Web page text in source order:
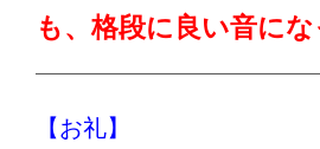
も、格段に良い音にな
【お礼】